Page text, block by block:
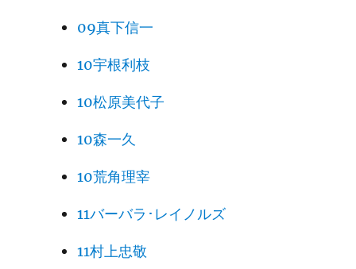
09真下信一
10宇根利枝
10松原美代子
10森一久
10荒角理宰
11バーバラ･レイノルズ
11村上忠敬